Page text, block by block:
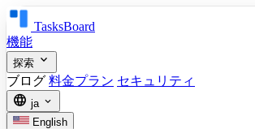
TasksBoard
機能
探索 expand_more
ブログ 料金プラン セキュリティ
language ja expand_more
English